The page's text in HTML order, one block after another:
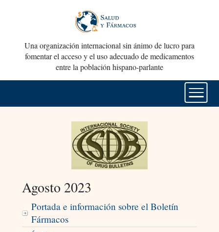
Una organización internacional sin ánimo de lucro para
fomentar el acceso y el uso adecuado de medicamentos
entre la población hispano-parlante
Agosto 2023
Portada e información sobre el Boletín
Fármacos